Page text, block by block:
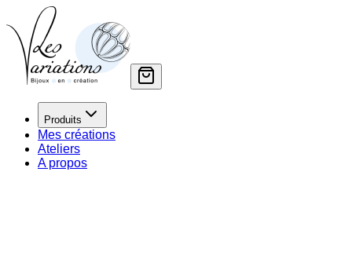
Produits
Mes créations
Ateliers
A propos